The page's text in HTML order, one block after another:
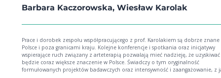
Barbara Kaczorowska, Wiesław Karolak
Prace i dorobek zespołu współpracującego z prof. Karolakiem są dobrze znane
Polsce i poza granicami kraju. Kolejne konferencje i spotkania oraz inicjatywy
wspierające ruch związany z arteterapią pozwalają mieć nadzieję, że
będzie coraz większe znaczenie w Polsce. Świadczy o tym oryginalność
formułowanych projektów badawczych oraz intensywność i zaangażowanie, z